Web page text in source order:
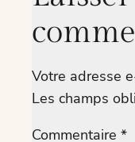
Votre adresse
Les champs
Commentaire *